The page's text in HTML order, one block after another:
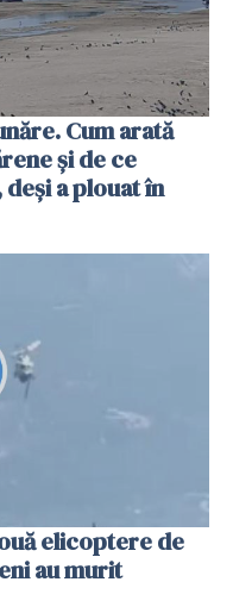
Cum arată
și de ce
a plouat în
elicoptere de
au murit